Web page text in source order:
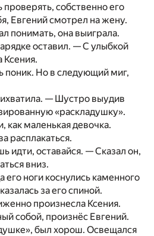
проверять, собственно его
Евгений смотрел на жену.
понимать, она выиграла.
оставил. — С улыбкой
Ксения.
поник. Но в следующий миг,
— Шустро выудив
«раскладушку».
как маленькая девочка.
расплакаться.
идти, оставайся. — Сказал он,
вниз.
его ноги коснулись каменного
за его спиной.
произнесла Ксения.
собой, произнёс Евгений.
был хорош. Освещался